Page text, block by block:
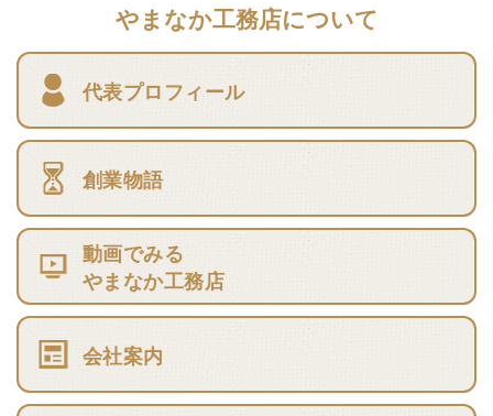
やまなか工務店について
代表プロフィール
創業物語
動画でみる
やまなか工務店
会社案内